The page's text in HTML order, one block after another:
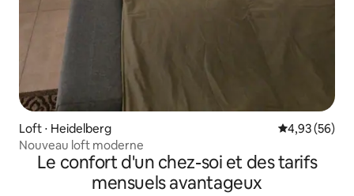
Loft ⋅ Heidelberg Évaluation
4,93 (56)
Nouveau loft moderne
Le confort d'un chez-soi et des tarifs
mensuels avantageux